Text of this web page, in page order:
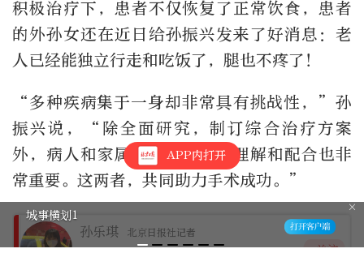
积极治疗下，患者不仅恢复了正常饮食，患者
的外孙女还在近日给孙振兴发来了好消息：老
人已经能独立行走和吃饭了，腿也不疼了！
“多种疾病集于一身却非常具有挑战性，”孙
振兴说，“除全面研究，制订综合治疗方案
外，病人和家属的充分信任、理解和配合也非
常重要。这两者，共同助力手术成功。”
孙乐琪 北京日报社记者
+关注
APP内打开
城事横划1